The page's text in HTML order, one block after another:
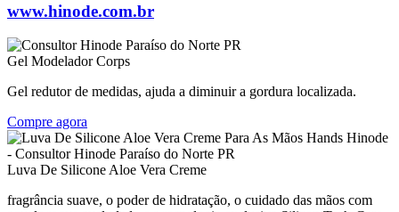
www.hinode.com.br
Gel Modelador Corps
Gel redutor de medidas, ajuda a diminuir a gordura localizada.
Compre agora
Luva De Silicone Aloe Vera Creme
fragrância suave, o poder de hidratação, o cuidado das mãos com